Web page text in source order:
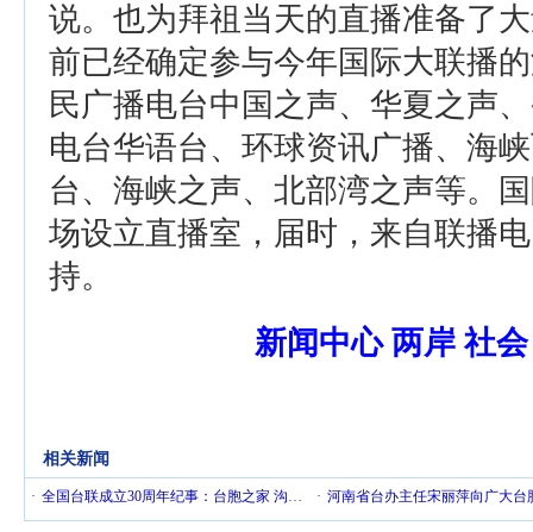
说。也为拜祖当天的直播准备了
前已经确定参与今年国际大联播
民广播电台中国之声、华夏之声
电台华语台、环球资讯广播、海
台、海峡之声、北部湾之声等。
场设立直播室，届时，来自联播
持。
新闻中心 两岸 社
相关新闻
· 全国台联成立30周年纪事：台胞之家 沟通之桥(图) · 河南省台办主任宋丽萍向广大台胞致以